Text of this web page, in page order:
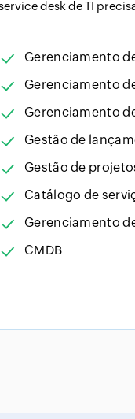
desk de TI
Gerenciamento
Gerenciamento
Gerenciamento
Gestão de
Gestão de
Catálogo de
Gerenciamento
CMDB